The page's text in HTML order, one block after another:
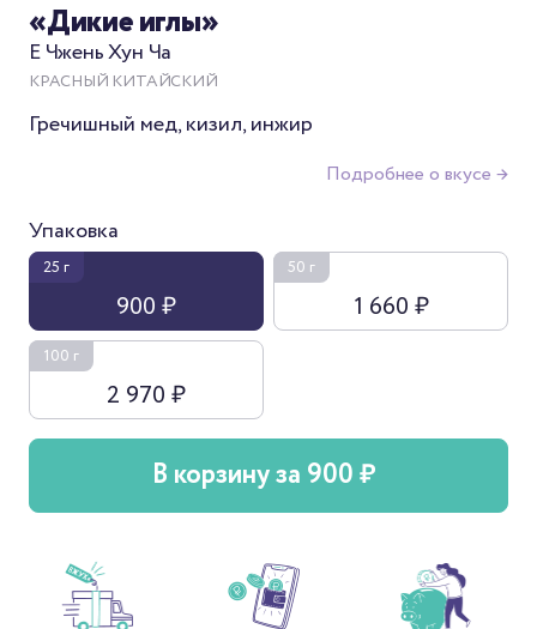
«Дикие иглы»
Е Чжень Хун Ча
КРАСНЫЙ КИТАЙСКИЙ
Гречишный мед, кизил, инжир
Подробнее о вкусе →
Упаковка
25 г
900 ₽
50 г
1 660 ₽
100 г
2 970 ₽
В корзину за 900 ₽